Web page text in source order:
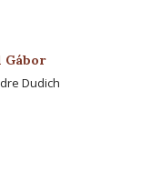
Gábor
Dudich